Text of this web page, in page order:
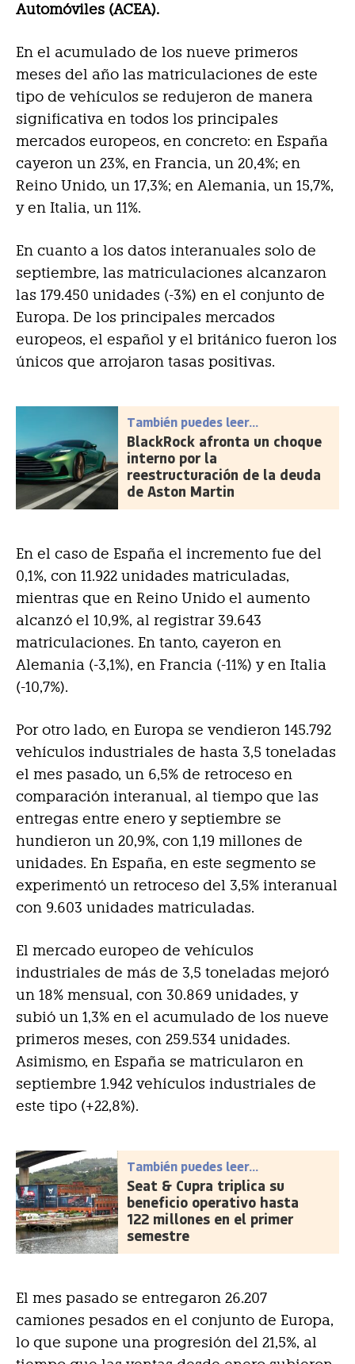
Automóviles (ACEA).
En el acumulado de los nueve primeros
meses del año las matriculaciones de este
tipo de vehículos se redujeron de manera
significativa en todos los principales
mercados europeos, en concreto: en España
cayeron un 23%, en Francia, un 20,4%; en
Reino Unido, un 17,3%; en Alemania, un 15,7%,
y en Italia, un 11%.
En cuanto a los datos interanuales solo de
septiembre, las matriculaciones alcanzaron
las 179.450 unidades (-3%) en el conjunto de
Europa. De los principales mercados
europeos, el español y el británico fueron los
únicos que arrojaron tasas positivas.
También puedes leer...
BlackRock afronta un choque
interno por la
reestructuración de la deuda
de Aston Martin
En el caso de España el incremento fue del
0,1%, con 11.922 unidades matriculadas,
mientras que en Reino Unido el aumento
alcanzó el 10,9%, al registrar 39.643
matriculaciones. En tanto, cayeron en
Alemania (-3,1%), en Francia (-11%) y en Italia
(-10,7%).
Por otro lado, en Europa se vendieron 145.792
vehículos industriales de hasta 3,5 toneladas
el mes pasado, un 6,5% de retroceso en
comparación interanual, al tiempo que las
entregas entre enero y septiembre se
hundieron un 20,9%, con 1,19 millones de
unidades. En España, en este segmento se
experimentó un retroceso del 3,5% interanual
con 9.603 unidades matriculadas.
El mercado europeo de vehículos
industriales de más de 3,5 toneladas mejoró
un 18% mensual, con 30.869 unidades, y
subió un 1,3% en el acumulado de los nueve
primeros meses, con 259.534 unidades.
Asimismo, en España se matricularon en
septiembre 1.942 vehículos industriales de
este tipo (+22,8%).
También puedes leer...
Seat & Cupra triplica su
beneficio operativo hasta
122 millones en el primer
semestre
El mes pasado se entregaron 26.207
camiones pesados en el conjunto de Europa,
lo que supone una progresión del 21,5%, al